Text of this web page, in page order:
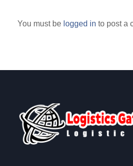
You must be logged in to post a